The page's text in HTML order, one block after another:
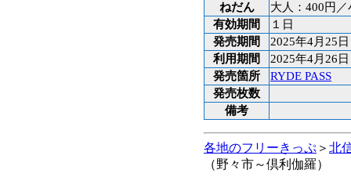
ねだん
大人：400円
有効期間
１日
発売期間
2025年4月25
利用期間
2025年4月26
発売箇所
RYDE PASS
発売枚数
備考
各地のフリーきっぷ ＞ 北
（野々市～倶利伽羅）